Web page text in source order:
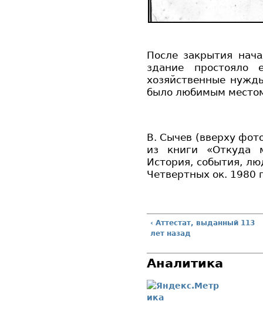
После закрытия
здание
хозяйственные
было любимым
В. Сычев (вверху
из книги «Откуда
История, события,
Четвертных ок. 1980
‹ Аттестат, выданный 113
лет назад
Аналитика